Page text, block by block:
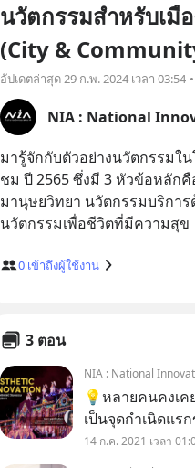
นวัตกรรมสำหรับเมื
(City &
2022)
อัปเดตล่าสุด29 ก.พ. 2024 เวลา 03:54 •
NIA : National
มารู้จักกับตัวอย่างนวัตกรรมใ
ชม ปี 2565 ซึ่งมี 3 หัวข้อหลัก
มานุษยวิทยา นวัตกรรมบริกา
0 เข้าถึงผู้ใช้งาน
3 ตอน
NIA : National
💡หลายคนคงเ
เป็นจุดกำเนิดแร
สร้างสรรค์กับคว
คู่กันในการพัฒน
14 ก.ค. 2021 เวลา